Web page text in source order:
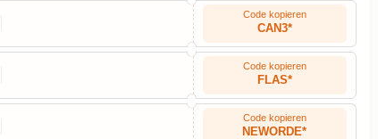
Code kopieren
CAN3*
Code kopieren
FLAS*
Code kopieren
NEWORDE*